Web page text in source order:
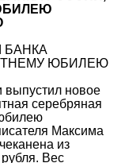
выпустил новое
серебряная
Максима
из
Вес